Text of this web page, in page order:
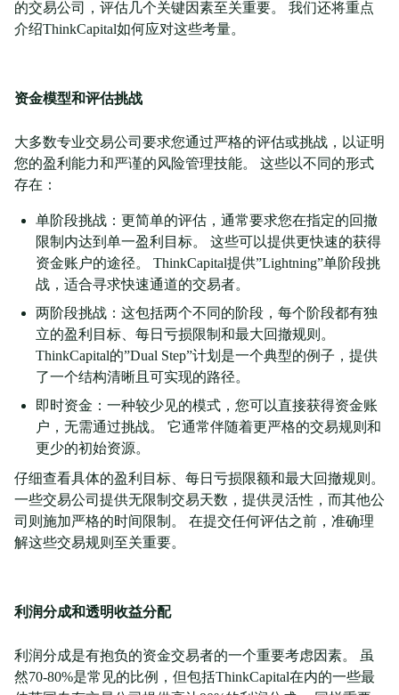
的交易公司，评估几个关键因素至关重要。 我们还将重点
介绍ThinkCapital如何应对这些考量。
资金模型和评估挑战
大多数专业交易公司要求您通过严格的评估或挑战，以证明
您的盈利能力和严谨的风险管理技能。 这些以不同的形式
存在：
单阶段挑战：更简单的评估，通常要求您在指定的回撤
限制内达到单一盈利目标。 这些可以提供更快速的获得
资金账户的途径。 ThinkCapital提供”Lightning”单阶段挑
战，适合寻求快速通道的交易者。
两阶段挑战：这包括两个不同的阶段，每个阶段都有独
立的盈利目标、每日亏损限制和最大回撤规则。
ThinkCapital的”Dual Step”计划是一个典型的例子，提供
了一个结构清晰且可实现的路径。
即时资金：一种较少见的模式，您可以直接获得资金账
户，无需通过挑战。 它通常伴随着更严格的交易规则和
更少的初始资源。
仔细查看具体的盈利目标、每日亏损限额和最大回撤规则。
一些交易公司提供无限制交易天数，提供灵活性，而其他公
司则施加严格的时间限制。 在提交任何评估之前，准确理
解这些交易规则至关重要。
利润分成和透明收益分配
利润分成是有抱负的资金交易者的一个重要考虑因素。 虽
然70-80%是常见的比例，但包括ThinkCapital在内的一些最